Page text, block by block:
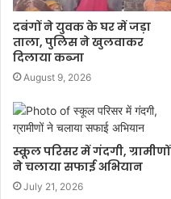
दबंगों ने युवक के घर में जड़ा
ताला, पुलिस ने खुलवाकर
दिलाया कब्जा
August 9, 2026
स्कूल परिसर में गंदगी, ग्रामीणों
ने चलाया सफाई अभियान
July 21, 2026